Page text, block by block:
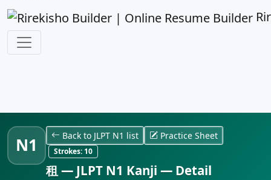
N1 Back to JLPT N1 list Practice Sheet
Strokes:10
租 — JLPT N1 Kanji — Detail